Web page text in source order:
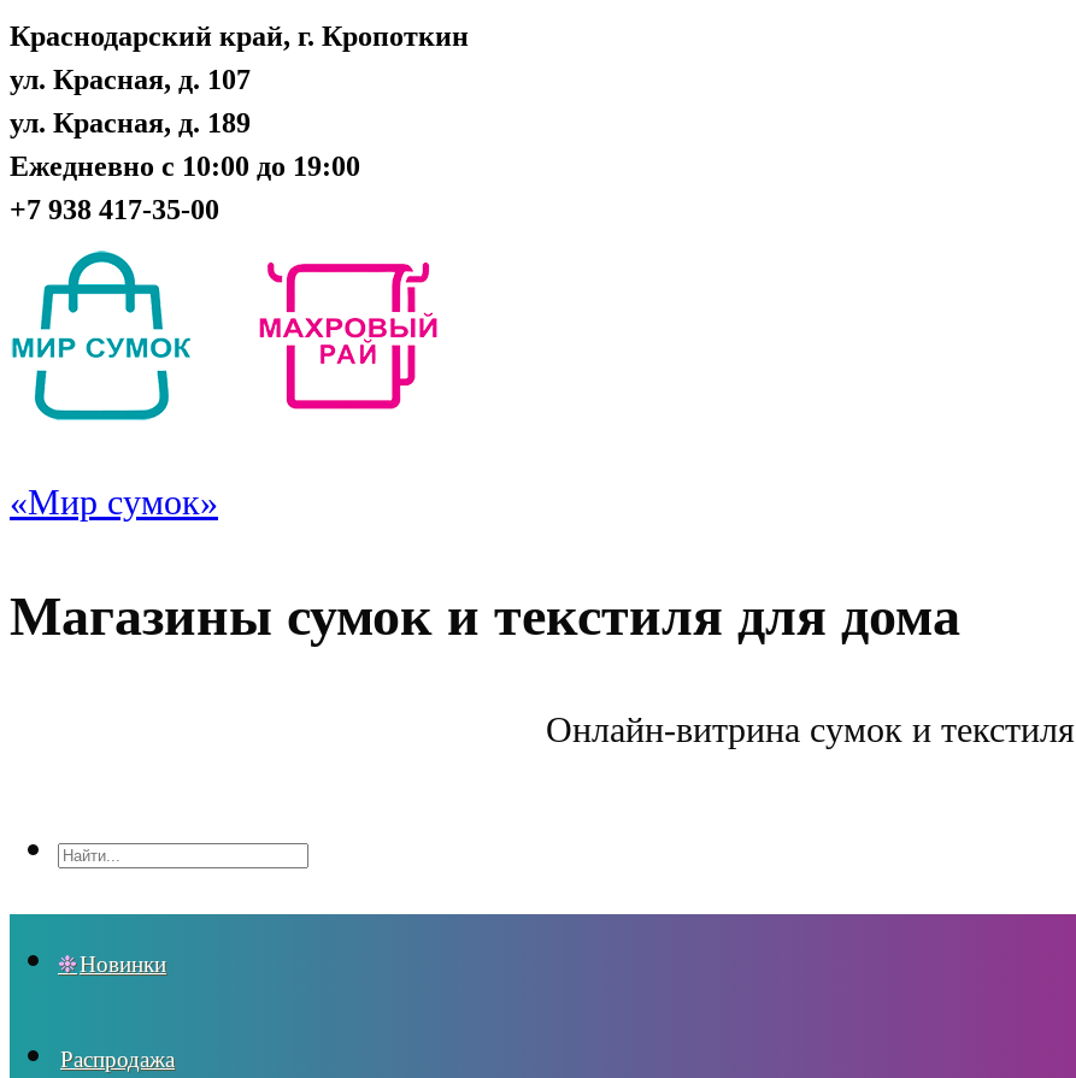
Краснодарский край, г. Кропоткин
ул. Красная, д. 107
ул. Красная, д. 189
Ежедневно с 10:00 до 19:00
+7 938 417-35-00
«Мир сумок»
Магазины сумок и текстиля для дома
Онлайн-витрина сумок и текстиля
Новинки
Распродажа